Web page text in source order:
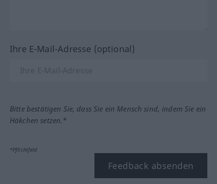
Ihre E-Mail-Adresse (optional)
Bitte bestätigen Sie, dass Sie ein Mensch sind, indem Sie ein
Häkchen setzen.*
*Pflichtfeld
Feedback absenden